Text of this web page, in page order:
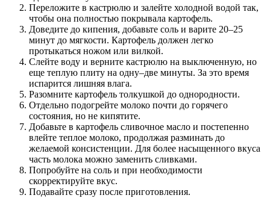
Переложите в кастрюлю и залейте холодной водой так,
чтобы она полностью покрывала картофель.
Доведите до кипения, добавьте соль и варите 20–25
минут до мягкости. Картофель должен легко
протыкаться ножом или вилкой.
Слейте воду и верните кастрюлю на выключенную, но
еще теплую плиту на одну–две минуты. За это время
испарится лишняя влага.
Разомните картофель толкушкой до однородности.
Отдельно подогрейте молоко почти до горячего
состояния, но не кипятите.
Добавьте в картофель сливочное масло и постепенно
влейте теплое молоко, продолжая разминать до
желаемой консистенции. Для более насыщенного вкуса
часть молока можно заменить сливками.
Попробуйте на соль и при необходимости
скорректируйте вкус.
Подавайте сразу после приготовления.